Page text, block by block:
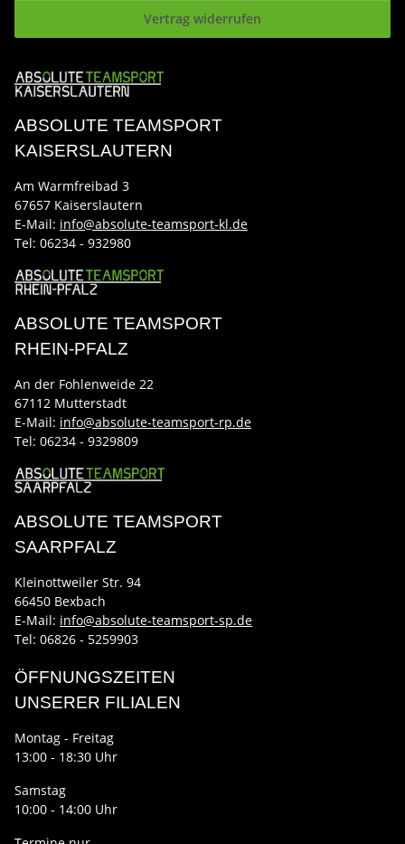
Vertrag widerrufen
ABSOLUTE TEAMSPORT
KAISERSLAUTERN
Am Warmfreibad 3
67657 Kaiserslautern
E-Mail: info@absolute-teamsport-kl.de
Tel: 06234 - 932980
ABSOLUTE TEAMSPORT
RHEIN-PFALZ
An der Fohlenweide 22
67112 Mutterstadt
E-Mail: info@absolute-teamsport-rp.de
Tel: 06234 - 9329809
ABSOLUTE TEAMSPORT
SAARPFALZ
Kleinottweiler Str. 94
66450 Bexbach
E-Mail: info@absolute-teamsport-sp.de
Tel: 06826 - 5259903
ÖFFNUNGSZEITEN
UNSERER FILIALEN
Montag - Freitag
13:00 - 18:30 Uhr
Samstag
10:00 - 14:00 Uhr